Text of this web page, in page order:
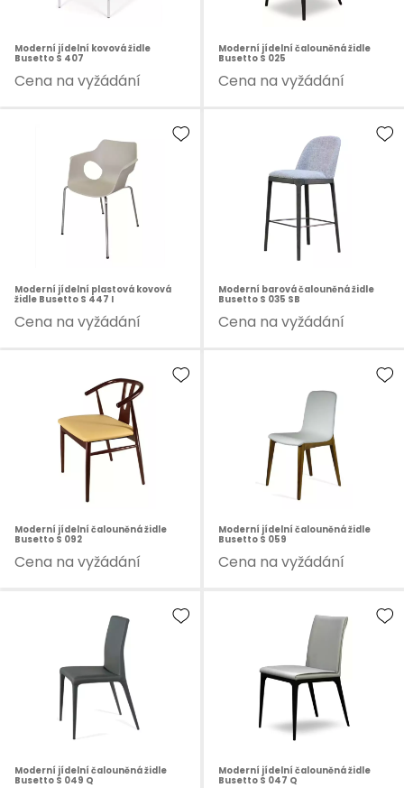
Moderní jídelní kovová židle
Busetto S 407
Cena na vyžádání
Moderní jídelní čalouněná židle
Busetto S 025
Cena na vyžádání
Moderní jídelní plastová kovová
židle Busetto S 447 I
Cena na vyžádání
Moderní barová čalouněná židle
Busetto S 035 SB
Cena na vyžádání
Moderní jídelní čalouněná židle
Busetto S 092
Cena na vyžádání
Moderní jídelní čalouněná židle
Busetto S 059
Cena na vyžádání
Moderní jídelní čalouněná židle
Busetto S 049 Q
Moderní jídelní čalouněná židle
Busetto S 047 Q